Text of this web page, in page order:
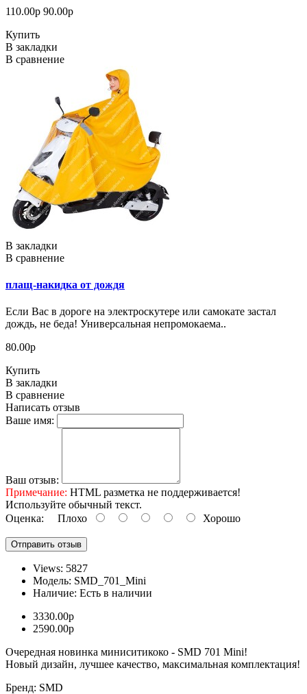
110.00р 90.00р
Купить
В закладки
В сравнение
В закладки
В сравнение
плащ-накидка от дождя
Если Вас в дороге на электроскутере или самокате застал
дождь, не беда! Универсальная непромокаема..
80.00р
Купить
В закладки
В сравнение
Написать отзыв
Ваше имя:
Ваш отзыв:
Примечание: HTML разметка не поддерживается!
Используйте обычный текст.
Оценка: Плохо Хорошо
Отправить отзыв
Views: 5827
Модель: SMD_701_Mini
Наличие: Есть в наличии
3330.00р
2590.00р
Очередная новинка миниситикоко - SMD 701 Mini!
Новый дизайн, лучшее качество, максимальная комплектация!
Бренд: SMD